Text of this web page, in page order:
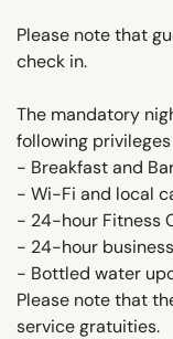
Please note that
check in.
The mandatory
following
- Breakfast and
- Wi-Fi and local
- 24-hour Fitness
- 24-hour
- Bottled water
Please note that
service gratuities.